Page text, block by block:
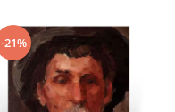
-21%